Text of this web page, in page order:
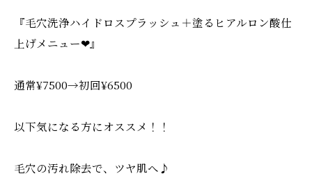
『毛穴洗浄ハイドロスプラッシュ＋塗るヒアルロン酸仕
上げメニュー❤︎』
通常¥7500→初回¥6500
以下気になる方にオススメ！！
毛穴の汚れ除去で、ツヤ肌へ♪